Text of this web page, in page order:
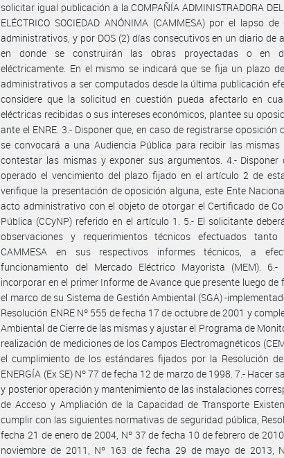
solicitar igual publicación a la COMPAÑÍA ADMINISTRADORA DEL
ELÉCTRICO SOCIEDAD ANÓNIMA (CAMMESA) por el lapso
administrativos, y por DOS (2) días consecutivos en un diario de
en donde se construirán las obras proyectadas o en
eléctricamente. En el mismo se indicará que se fija un plazo
administrativos a ser computados desde la última publicación
considere que la solicitud en cuestión pueda afectarlo en
eléctricas recibidas o sus intereses económicos, plantee su
ante el ENRE. 3.- Disponer que, en caso de registrarse oposición
se convocará a una Audiencia Pública para recibir las
contestar las mismas y exponer sus argumentos. 4.- Disponer
operado el vencimiento del plazo fijado en el artículo 2 de
verifique la presentación de oposición alguna, este Ente
acto administrativo con el objeto de otorgar el Certificado de
Pública (CCyNP) referido en el artículo 1. 5.- El solicitante
observaciones y requerimientos técnicos efectuados
CAMMESA en sus respectivos informes técnicos, a
funcionamiento del Mercado Eléctrico Mayorista (MEM). 6.-
incorporar en el primer Informe de Avance que presente luego de
el marco de su Sistema de Gestión Ambiental (SGA) -
Resolución ENRE Nº 555 de fecha 17 de octubre de 2001 y
Ambiental de Cierre de las mismas y ajustar el Programa de
realización de mediciones de los Campos Electromagnéticos
el cumplimiento de los estándares fijados por la Resolución de
ENERGÍA (Ex SE) Nº 77 de fecha 12 de marzo de 1998. 7.- Hacer
y posterior operación y mantenimiento de las instalaciones
de Acceso y Ampliación de la Capacidad de Transporte
cumplir con las siguientes normativas de seguridad pública,
fecha 21 de enero de 2004, Nº 37 de fecha 10 de febrero de
noviembre de 2011, Nº 163 de fecha 29 de mayo de 2013,